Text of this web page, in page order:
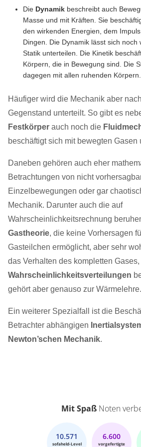
Die Dynamik beschreibt auch
Masse und mit Kräften. Sie
den wirkenden Energien, dem
Dingen. Die Dynamik lässt sich noch
Statik unterteilen. Die Kinetik
Körpern, die in Bewegung sind. Die
dagegen mit allen ruhenden Körpern.
Häufiger wird die Mechanik aber
Gegenstand unterteilt. So gibt es
Festkörper auch noch die
beschäftigt sich mit bewegten Gasen
Daneben gehören auch eher
Betrachtungen von nicht
Einzelbewegungen oder gar
Mechanik. Darunter auch die auf
Wahrscheinlichkeitsrechnung
Gastheorie, die keine Vorhersagen
Gasteilchen ermöglicht, aber sehr
das Verhalten des kompletten
Wahrscheinlichkeitsverteilungen
gehört aber genauso zur Wärmelehre.
Ein weiterer Spezialfall ist die
Betrachter abhängigen
Newton’schen Mechanik.
Mit Spaß Noten
10.571
sofaheld-Level
6.600
vorgefertigte